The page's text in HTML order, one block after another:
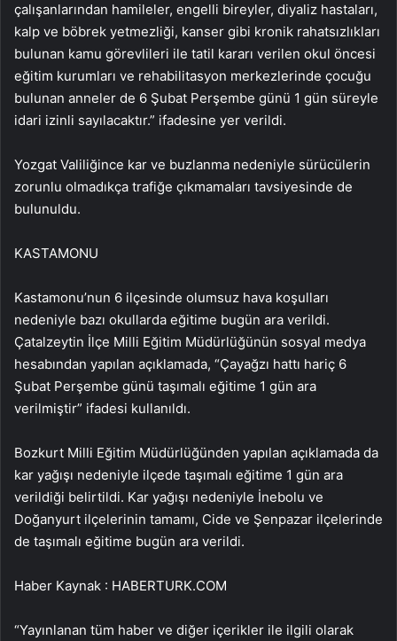
çalışanlarından hamileler, engelli bireyler, diyaliz hastaları,
kalp ve böbrek yetmezliği, kanser gibi kronik rahatsızlıkları
bulunan kamu görevlileri ile tatil kararı verilen okul öncesi
eğitim kurumları ve rehabilitasyon merkezlerinde çocuğu
bulunan anneler de 6 Şubat Perşembe günü 1 gün süreyle
idari izinli sayılacaktır.” ifadesine yer verildi.
Yozgat Valiliğince kar ve buzlanma nedeniyle sürücülerin
zorunlu olmadıkça trafiğe çıkmamaları tavsiyesinde de
bulunuldu.
KASTAMONU
Kastamonu’nun 6 ilçesinde olumsuz hava koşulları
nedeniyle bazı okullarda eğitime bugün ara verildi.
Çatalzeytin İlçe Milli Eğitim Müdürlüğünün sosyal medya
hesabından yapılan açıklamada, “Çayağzı hattı hariç 6
Şubat Perşembe günü taşımalı eğitime 1 gün ara
verilmiştir” ifadesi kullanıldı.
Bozkurt Milli Eğitim Müdürlüğünden yapılan açıklamada da
kar yağışı nedeniyle ilçede taşımalı eğitime 1 gün ara
verildiği belirtildi. Kar yağışı nedeniyle İnebolu ve
Doğanyurt ilçelerinin tamamı, Cide ve Şenpazar ilçelerinde
de taşımalı eğitime bugün ara verildi.
Haber Kaynak : HABERTURK.COM
“Yayınlanan tüm haber ve diğer içerikler ile ilgili olarak